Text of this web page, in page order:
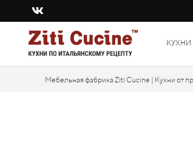
КУХНИ
Мебельная фабрика Ziti Cucine | Кухни от